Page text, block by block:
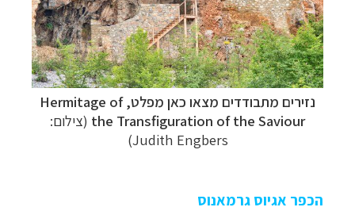
נזירים מתבודדים מצאו כאן מפלט,Hermitage of
the Transfiguration of the Saviour (צילום:
Judith Engbers)
הכפר אגיוס גרמאנוס